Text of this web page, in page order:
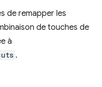
de remapper les
de touches de
à
.